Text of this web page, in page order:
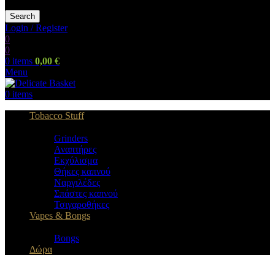
Search
Login / Register
0
0
0 items 0,00 €
Menu
0 items
Tobacco Stuff
Grinders
Αναπτήρες
Εκχύλισμα
Θήκες καπνού
Ναργιλέδες
Σπάστες καπνού
Τσιγαροθήκες
Vapes & Bongs
Bongs
Δώρα